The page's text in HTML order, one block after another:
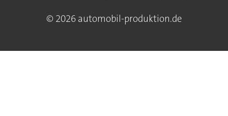
© 2026 automobil-produktion.de